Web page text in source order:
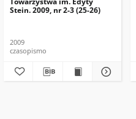
Stein. 2009, nr 2-3 (25-26)
2009
czasopismo